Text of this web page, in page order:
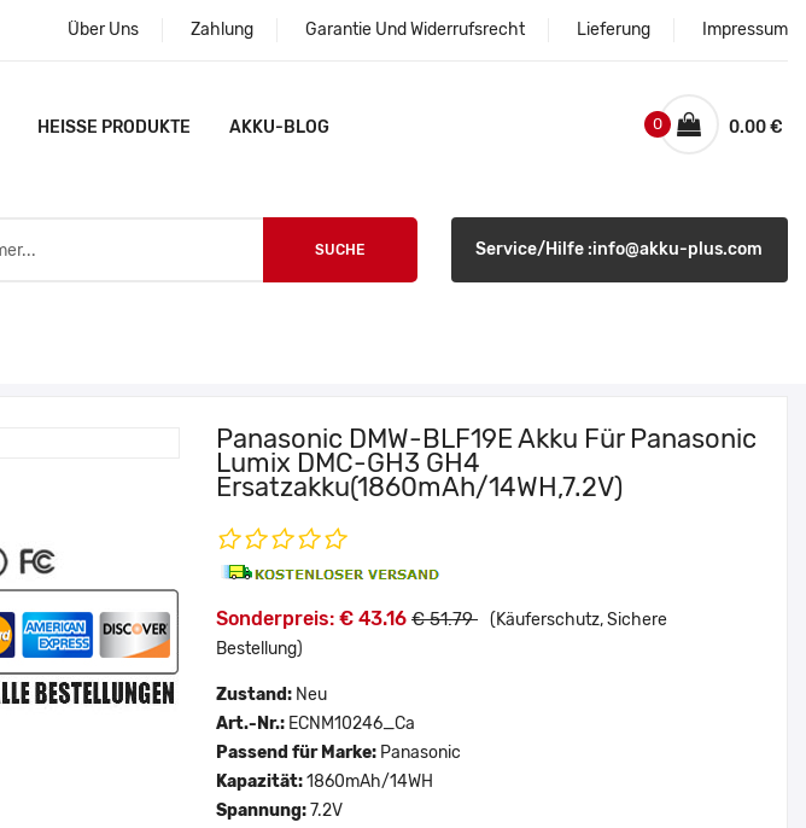
Über Uns Zahlung Garantie Und Widerrufsrecht Lieferung Impressum
HEISSE PRODUKTE AKKU-BLOG 0.00 €
0
SUCHE Service/Hilfe :info@akku-plus.com
Panasonic DMW-BLF19E Akku Für Panasonic
Lumix DMC-GH3 GH4
Ersatzakku(1860mAh/14WH,7.2V)
Sonderpreis: € 43.16 € 51.79 (Käuferschutz, Sichere
Bestellung)
Zustand: Neu
Art.-Nr.: ECNM10246_Ca
Passend für Marke: Panasonic
Kapazität:1860mAh/14WH
Spannung:7.2V